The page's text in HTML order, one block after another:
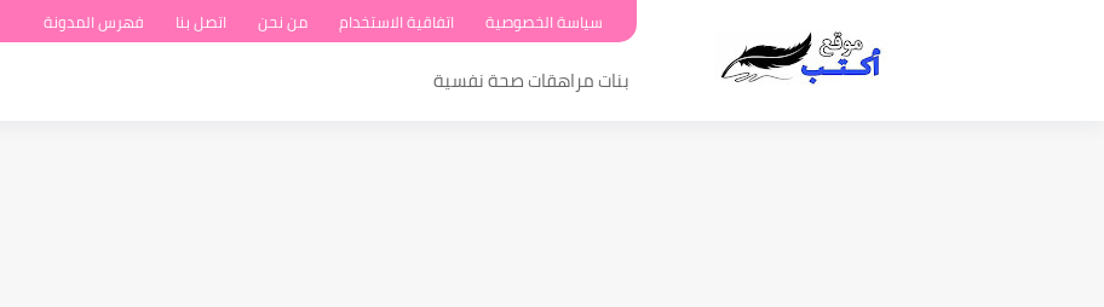
سياسة الخصوصية اتفاقية الاستخدام من نحن اتصل بنا فهرس المدونة
بنات مراهقات صحة نفسية